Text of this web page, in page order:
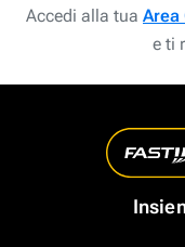
Accedi alla tua Area
e ti